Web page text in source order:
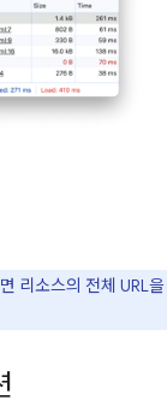
리소스의 전체 URL을